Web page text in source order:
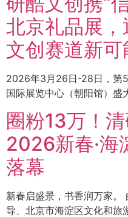
北京礼品展
文创赛道新可
2026年3月26日-28日，第
国际展览中心（朝阳馆）
圈粉13万！
2026新春·海
落幕
新春启盛景，书香润万家。
导、北京市海淀区文化和旅